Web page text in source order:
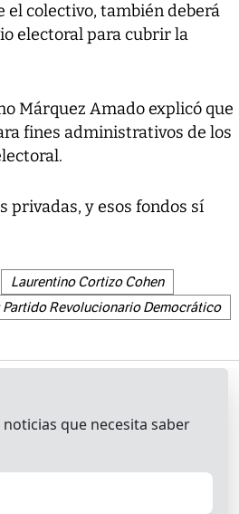
el colectivo, también deberá
electoral para cubrir la
Márquez Amado explicó que
fines administrativos de los
privadas, y esos fondos sí
Laurentino Cortizo Cohen
Partido Revolucionario Democrático